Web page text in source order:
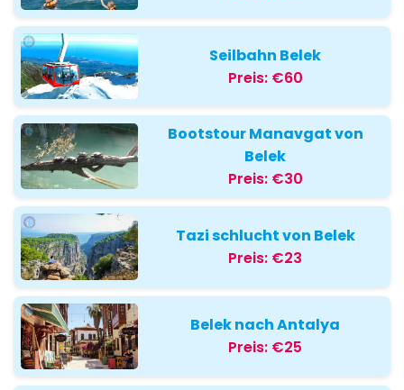
Seilbahn Belek
Preis: €60
Bootstour Manavgat von
Belek
Preis: €30
Tazi schlucht von Belek
Preis: €23
Belek nach Antalya
Preis: €25